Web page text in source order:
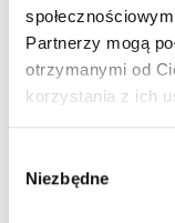
Partnerzy mogą
otrzymanymi od
korzystania z ich
zgody
Niezbędne